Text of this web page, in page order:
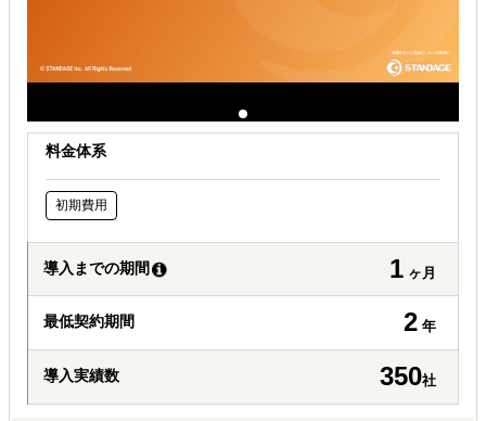
料金体系
初期費用
導入までの期間 1 ヶ月
最低契約期間 2 年
導入実績数 350社